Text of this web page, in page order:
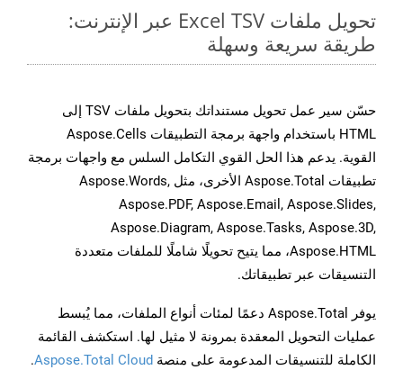
تحويل ملفات Excel TSV عبر الإنترنت:
طريقة سريعة وسهلة
حسّن سير عمل تحويل مستنداتك بتحويل ملفات TSV إلى
HTML باستخدام واجهة برمجة التطبيقات Aspose.Cells
القوية. يدعم هذا الحل القوي التكامل السلس مع واجهات برمجة
تطبيقات Aspose.Total الأخرى، مثل Aspose.Words,
Aspose.PDF, Aspose.Email, Aspose.Slides,
Aspose.Diagram, Aspose.Tasks, Aspose.3D,
Aspose.HTML، مما يتيح تحويلًا شاملًا للملفات متعددة
التنسيقات عبر تطبيقاتك.
يوفر Aspose.Total دعمًا لمئات أنواع الملفات، مما يُبسط
عمليات التحويل المعقدة بمرونة لا مثيل لها. استكشف القائمة
الكاملة للتنسيقات المدعومة على منصة Aspose.Total Cloud
.